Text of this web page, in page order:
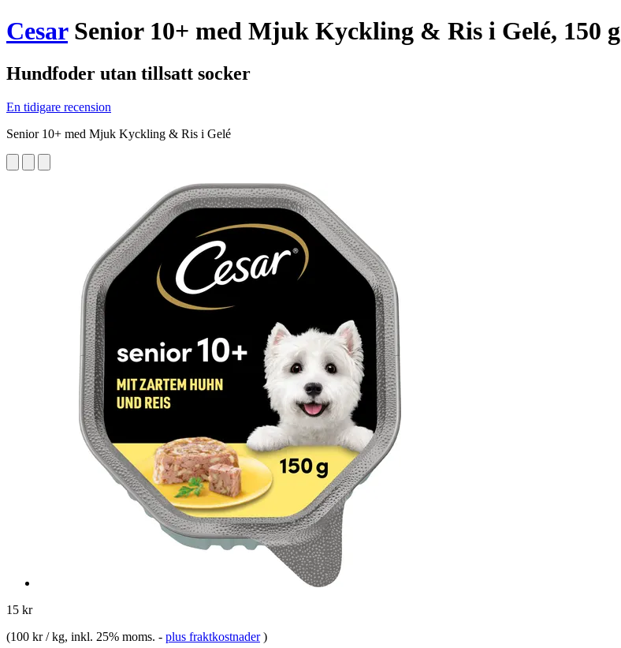
CesarSenior 10+ med Mjuk Kyckling & Ris i Gelé, 150 g
Hundfoder utan tillsatt socker
En tidigare recension
Senior 10+ med Mjuk Kyckling & Ris i Gelé
15 kr
(100 kr / kg, inkl. 25% moms. - plus fraktkostnader )